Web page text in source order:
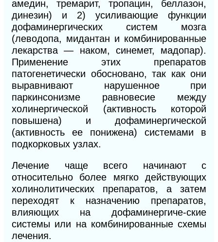
амедин, тремарит, тропацин, беллазон,
динезин) и 2)
усиливающие функции
дофаминергических систем мозга
(леводопа, мидантан и комбинированные
лекарства — наком, синемет, мадопар).
Применение этих препаратов
патогенетически обосновано, так как они
выравнивают нарушенное при
паркинсонизме равновесие между
холинергической (активность которой
повышена) и дофаминергической
(активность ее понижена) системами в
подкорковых узлах.
Лечение чаще всего начинают с
относительно более мягко действующих
холинолитических препаратов, а затем
переходят к назначению препаратов,
влияющих на дофаминергиче-ские
системы или на комбинированные схемы
лечения.